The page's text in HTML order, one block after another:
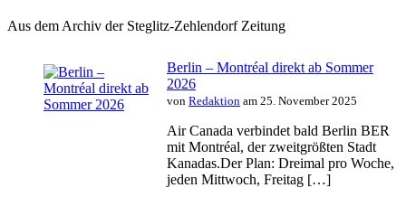
Aus dem Archiv der Steglitz-Zehlendorf Zeitung
Berlin – Montréal direkt ab Sommer
2026
von Redaktion am 25. November 2025
Air Canada verbindet bald Berlin BER
mit Montréal, der zweitgrößten Stadt
Kanadas.Der Plan: Dreimal pro Woche,
jeden Mittwoch, Freitag […]